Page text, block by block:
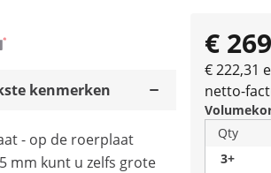
€
€ 222,31
netto-
Qty
3+
kenmerken
- op de roerplaat
mm kunt u zelfs grote